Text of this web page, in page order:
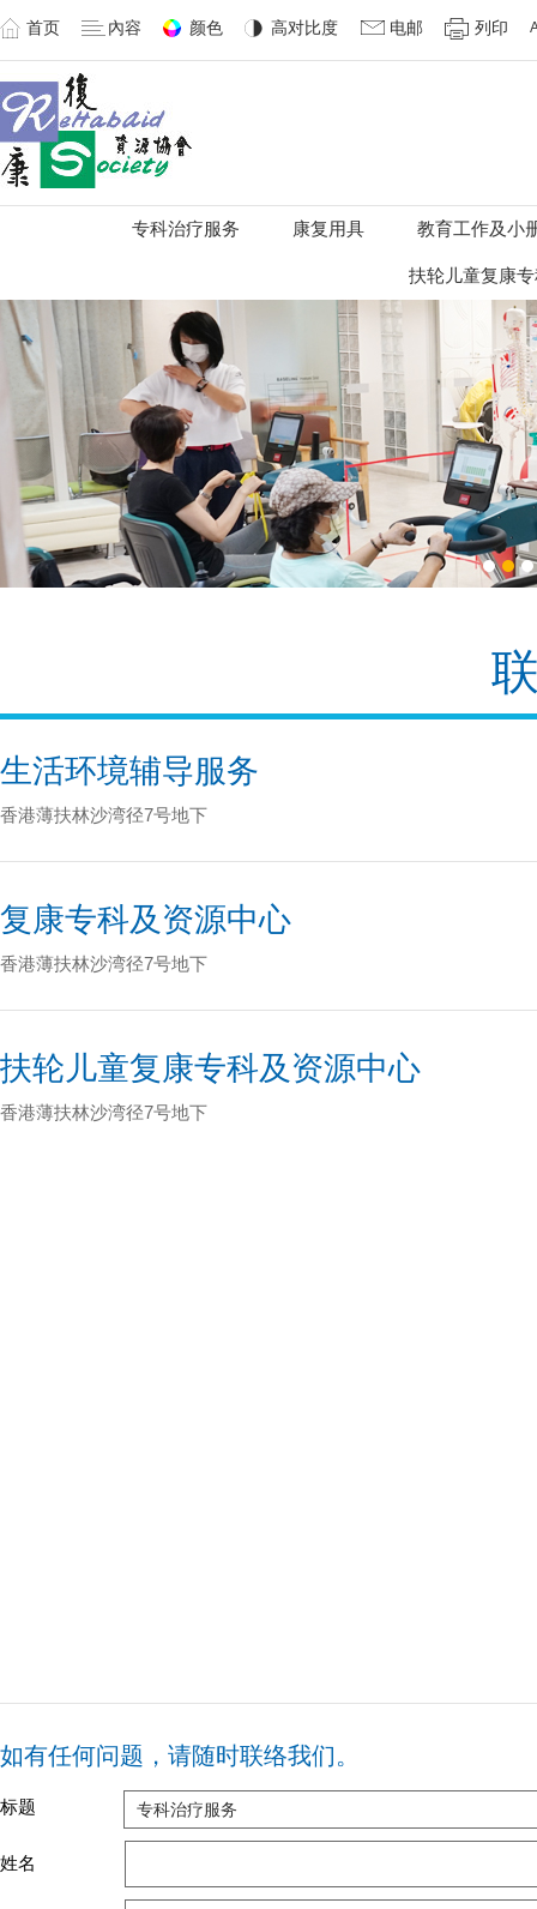
首页 內容 颜色 高对比度 电邮 列印
专科治疗服务 康复用具 教育工作及小
扶轮儿童复康
1 2 3
生活环境辅导服务
香港薄扶林沙湾径7号地下
复康专科及资源中心
香港薄扶林沙湾径7号地下
扶轮儿童复康专科及资源中心
香港薄扶林沙湾径7号地下
如有任何问题，请随时联络我们。
标题 专科治疗服务
姓名